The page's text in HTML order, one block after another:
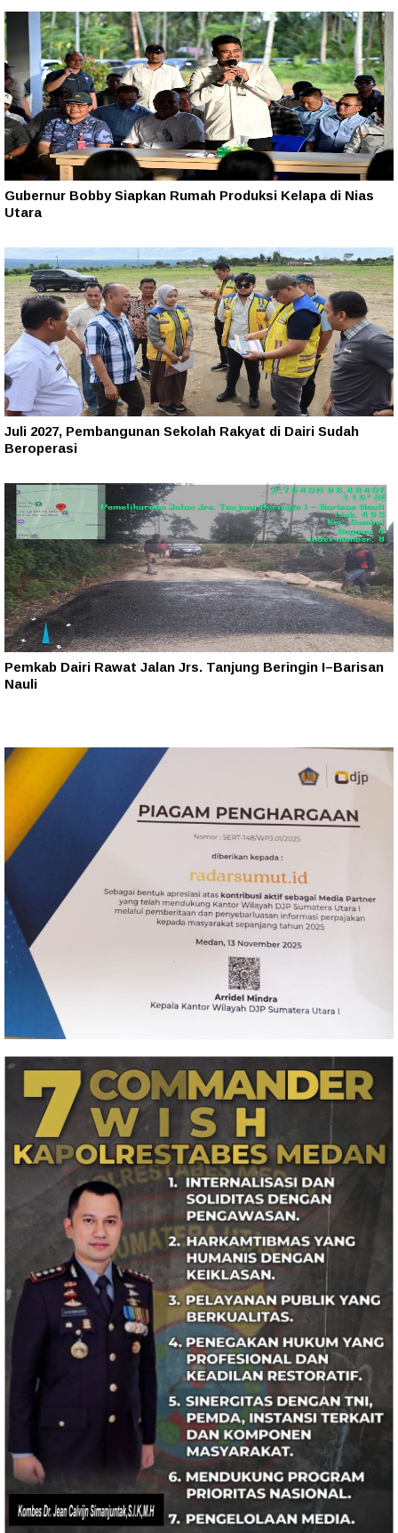
Gubernur Bobby Siapkan Rumah Produksi Kelapa di Nias
Utara
Juli 2027, Pembangunan Sekolah Rakyat di Dairi Sudah
Beroperasi
Pemkab Dairi Rawat Jalan Jrs. Tanjung Beringin I–Barisan
Nauli